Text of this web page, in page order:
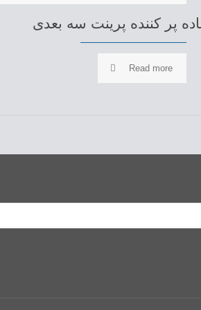
پر کننده پرینت سه بعدی
Read more